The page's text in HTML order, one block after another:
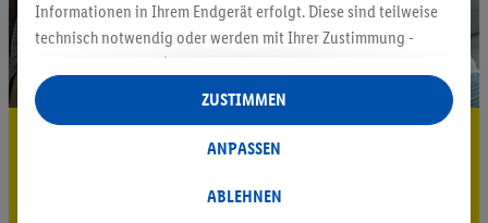
5.95 € Versand sparen³²ᵃ
Informationen in Ihrem Endgerät erfolgt. Diese sind teilweise
technisch notwendig oder werden mit Ihrer Zustimmung -
auch durch Partner (u.a.
Verantwortliche; im Zusammenhang mit dem IAB TCF
insgesamt
Statistik-Erstellung oder für personalisierte Werbung
Datenverarbeitungen für personalisierte Werbung werden
ABLEHNEN
ANPASSEN
ZUSTIMMEN